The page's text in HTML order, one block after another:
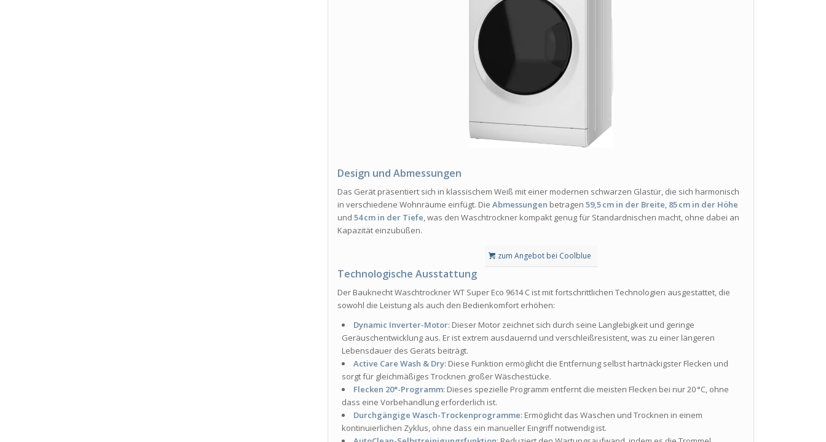
Design und Abmessungen
Das Gerät präsentiert sich in klassischem Weiß mit einer modernen schwarzen Glastür, die sich harmonisch
in verschiedene Wohnräume einfügt. DieAbmessungen betragen59,5 cm in der Breite, 85 cm in der Höhe
und54 cm in der Tiefe, was den Waschtrockner kompakt genug für Standardnischen macht, ohne dabei an
Kapazität einzubüßen.
zum Angebot bei Coolblue
Technologische Ausstattung
Der Bauknecht Waschtrockner WT Super Eco 9614 C ist mit fortschrittlichen Technologien ausgestattet, die
sowohl die Leistung als auch den Bedienkomfort erhöhen:
Dynamic Inverter-Motor: Dieser Motor zeichnet sich durch seine Langlebigkeit und geringe
Geräuschentwicklung aus. Er ist extrem ausdauernd und verschleißresistent, was zu einer längeren
Lebensdauer des Geräts beiträgt.
Active Care Wash & Dry: Diese Funktion ermöglicht die Entfernung selbst hartnäckigster Flecken und
sorgt für gleichmäßiges Trocknen großer Wäschestücke.
Flecken 20°-Programm: Dieses spezielle Programm entfernt die meisten Flecken bei nur 20 °C, ohne
dass eine Vorbehandlung erforderlich ist.
Durchgängige Wasch-Trockenprogramme: Ermöglicht das Waschen und Trocknen in einem
kontinuierlichen Zyklus, ohne dass ein manueller Eingriff notwendig ist.